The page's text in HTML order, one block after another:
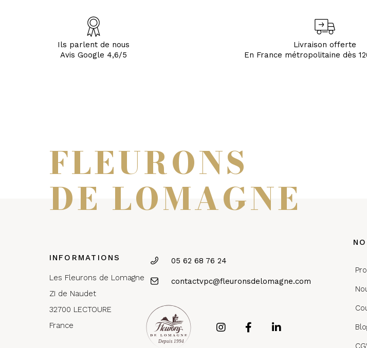
Ils parlent de nous
Avis Google 4,6/5
Livraison offerte
En France métropolitaine dès
FLEURONS
DE LOMAGNE
INFORMATIONS
Les Fleurons de Lomagne
ZI de Naudet
32700 LECTOURE
France
05 62 68 76 24
contactvpc@fleuronsdelomagne.com
Depuis 1994